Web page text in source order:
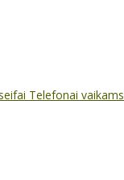
Telefonai vaikams